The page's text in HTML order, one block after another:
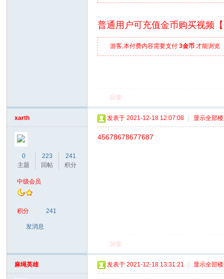
普通用户可充值金币购买视频【
游客,本付费内容需要支付3金币 才能浏览
回复
xarth
0
主题
223
回帖
241
积分
中级会员
积分 241
发消息
发表于 2021-12-18 12:07:08 显示全部
45678678677687
回复
麻绳英雄 发表于 2021-12-18 13:31:21 显示全部